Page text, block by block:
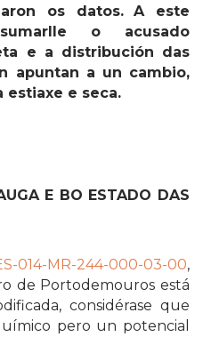
os datos.
A este
o acusado
e a distribución das
apuntan a un cambio,
estiaxe e seca.
E BO ESTADO DAS
MR-244-000-03-00,
de Portodemouros está
considérase que
pero un potencial